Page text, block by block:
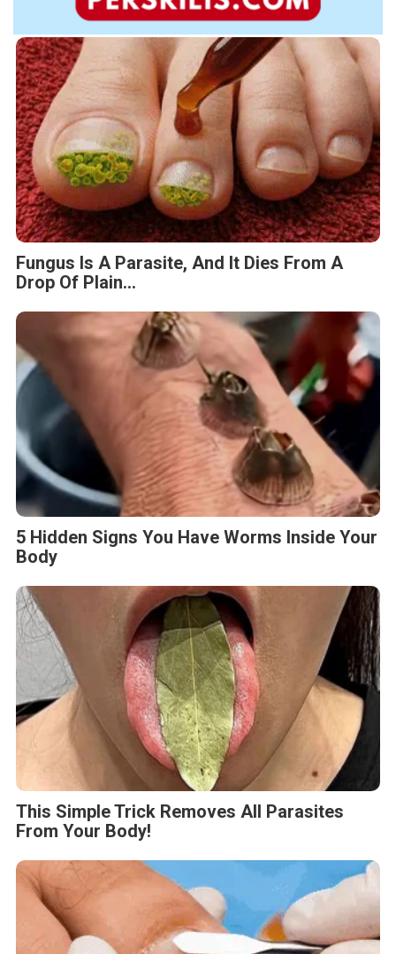
Fungus Is A Parasite, And It Dies From A
Drop Of Plain...
5 Hidden Signs You Have Worms Inside Your
Body
This Simple Trick Removes All Parasites
From Your Body!